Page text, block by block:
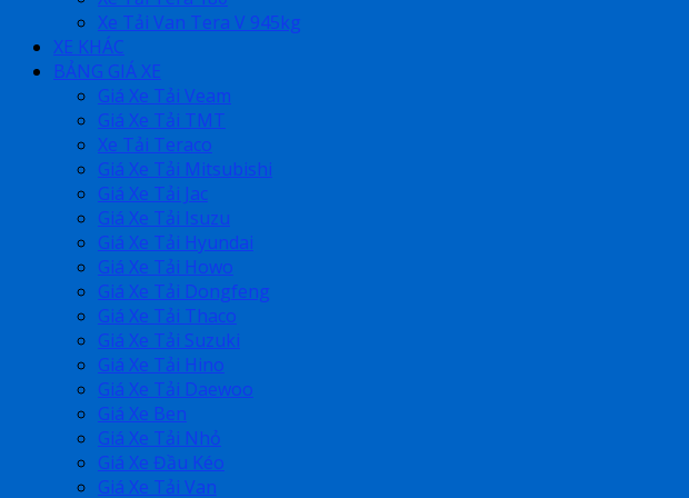
Xe Tải Van Tera V 945kg
XE KHÁC
BẢNG GIÁ XE
Giá Xe Tải Veam
Giá Xe Tải TMT
Xe Tải Teraco
Giá Xe Tải Mitsubishi
Giá Xe Tải Jac
Giá Xe Tải Isuzu
Giá Xe Tải Hyundai
Giá Xe Tải Howo
Giá Xe Tải Dongfeng
Giá Xe Tải Thaco
Giá Xe Tải Suzuki
Giá Xe Tải Hino
Giá Xe Tải Daewoo
Giá Xe Ben
Giá Xe Tải Nhỏ
Giá Xe Đầu Kéo
Giá Xe Tải Van